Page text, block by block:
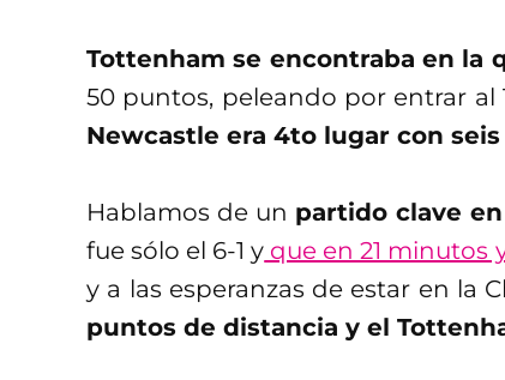
Tottenham se encontraba en la
50 puntos, peleando por entrar al
Newcastle era 4to lugar con
Hablamos de un partido clave
fue sólo el 6-1 y que en 21 minutos
y a las esperanzas de estar en la
puntos de distancia y el